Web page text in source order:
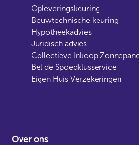
Opleveringskeuring
Bouwtechnische keuring
Hypotheekadvies
Juridisch advies
Collectieve Inkoop
Bel de Spoedklusservice
Eigen Huis Verzekeringen
Over ons